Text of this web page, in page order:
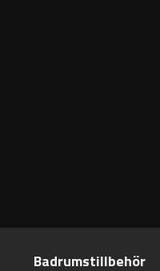
Badrumstillbehör